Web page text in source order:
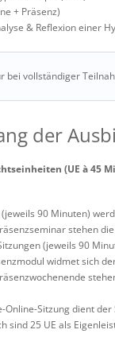
+ Präsenz)
& Reflexion einer
bei vollständiger
der
(UE à 45
90 Minuten)
stehen
(jeweils 90
widmet sich
Online-Sitzung dient
sind 25 UE als